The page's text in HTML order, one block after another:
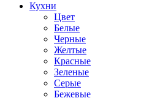
Кухни
Цвет
Белые
Черные
Желтые
Красные
Зеленые
Серые
Бежевые